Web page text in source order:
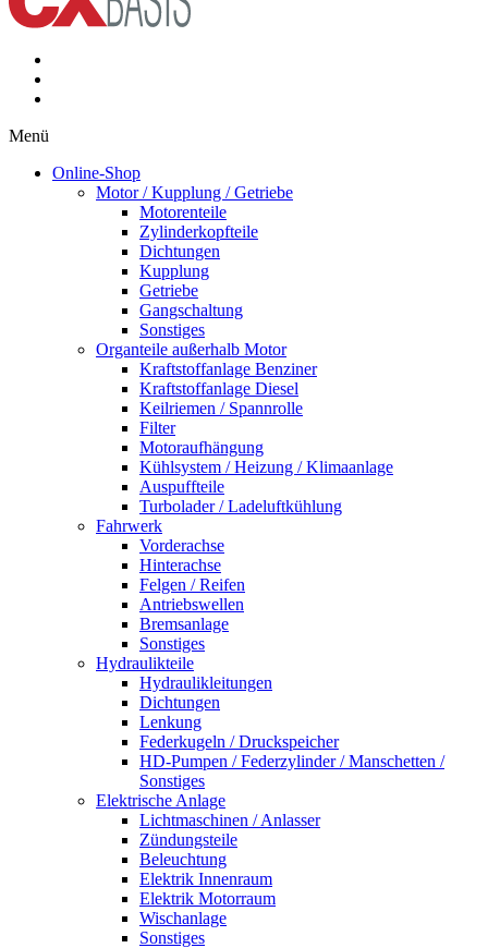
Menü
Online-Shop
Motor / Kupplung / Getriebe
Motorenteile
Zylinderkopfteile
Dichtungen
Kupplung
Getriebe
Gangschaltung
Sonstiges
Organteile außerhalb Motor
Kraftstoffanlage Benziner
Kraftstoffanlage Diesel
Keilriemen / Spannrolle
Filter
Motoraufhängung
Kühlsystem / Heizung / Klimaanlage
Auspuffteile
Turbolader / Ladeluftkühlung
Fahrwerk
Vorderachse
Hinterachse
Felgen / Reifen
Antriebswellen
Bremsanlage
Sonstiges
Hydraulikteile
Hydraulikleitungen
Dichtungen
Lenkung
Federkugeln / Druckspeicher
HD-Pumpen / Federzylinder / Manschetten /
Sonstiges
Elektrische Anlage
Lichtmaschinen / Anlasser
Zündungsteile
Beleuchtung
Elektrik Innenraum
Elektrik Motorraum
Wischanlage
Sonstiges